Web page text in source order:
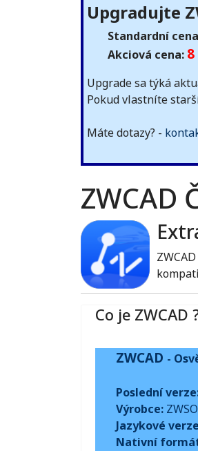
Upgradujte
Standardní
Akciová cena:
Upgrade sa týká
Pokud vlastníte
Máte dotazy? -
ZWCAD
Co je ZWCAD
ZWCAD -
Poslední
Výrobce:
Jazykové
Nativní